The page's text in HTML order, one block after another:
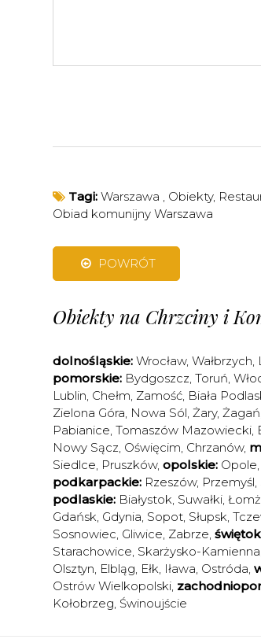
Tagi: Warszawa , Obiekty,
Obiad komunijny Warszawa
POWRÓT
Obiekty na Chrzciny i
dolnośląskie: Wrocław, Wałbrzych,
pomorskie: Bydgoszcz, Toruń,
Lublin, Chełm, Zamość, Biała
Zielona Góra, Nowa Sól, Żary, Żagań
Pabianice, Tomaszów Mazowiecki,
Nowy Sącz, Oświęcim, Chrzanów,
Siedlce, Pruszków, opolskie: Opole,
podkarpackie: Rzeszów, Przemyśl,
podlaskie: Białystok, Suwałki,
Gdańsk, Gdynia, Sopot, Słupsk,
Sosnowiec, Gliwice, Zabrze,
Starachowice, Skarżysko-Kamienna
Olsztyn, Elbląg, Ełk, Iława, Ostróda,
Ostrów Wielkopolski,
Kołobrzeg, Świnoujście